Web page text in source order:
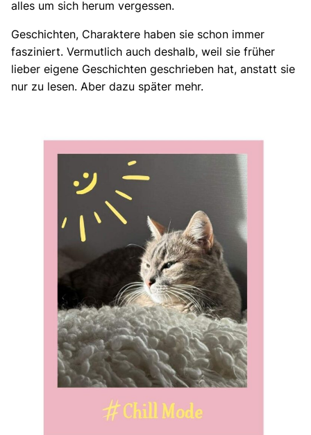
alles um sich herum vergessen.
Geschichten, Charaktere haben sie schon immer
fasziniert. Vermutlich auch deshalb, weil sie früher
lieber eigene Geschichten geschrieben hat, anstatt sie
nur zu lesen. Aber dazu später mehr.